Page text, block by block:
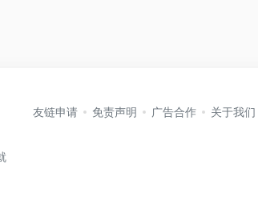
友链申请 免责声明 广告合作 关于我们